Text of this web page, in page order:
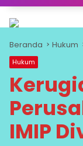
Beranda Hukum
Hukum
IMIP